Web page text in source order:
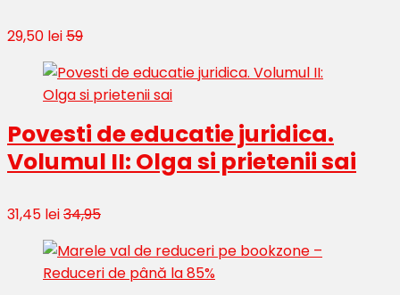
29,50 lei59
Povesti de educatie juridica.
Volumul II: Olga si prietenii sai
31,45 lei34,95